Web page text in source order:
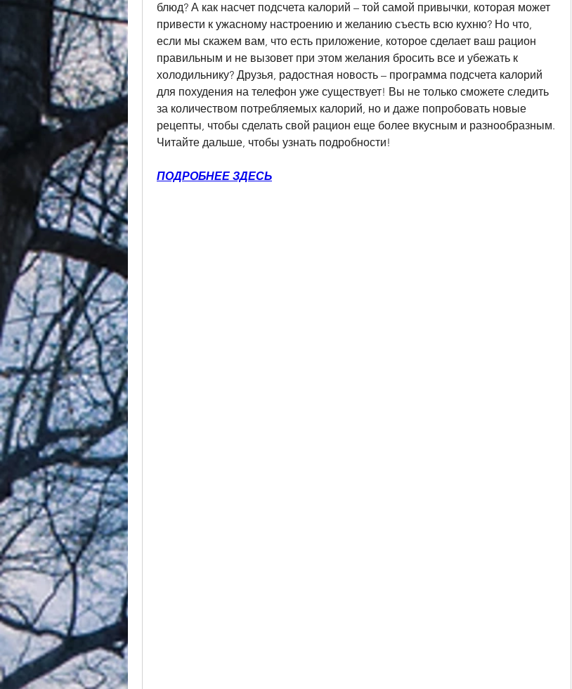
блюд? А как насчет подсчета калорий – той самой привычки, которая может
привести к ужасному настроению и желанию съесть всю кухню? Но что,
если мы скажем вам, что есть приложение, которое сделает ваш рацион
правильным и не вызовет при этом желания бросить все и убежать к
холодильнику? Друзья, радостная новость – программа подсчета калорий
для похудения на телефон уже существует! Вы не только сможете следить
за количеством потребляемых калорий, но и даже попробовать новые
рецепты, чтобы сделать свой рацион еще более вкусным и разнообразным.
Читайте дальше, чтобы узнать подробности!
ПОДРОБНЕЕ ЗДЕСЬ